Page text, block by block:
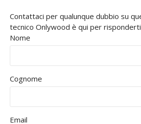
Contattaci per qualunque dubbio su
tecnico Onlywood è qui per
Nome
Cognome
Email